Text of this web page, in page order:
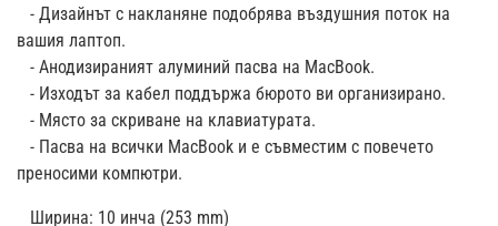
- Дизайнът с накланяне подобрява въздушния поток на
вашия лаптоп.
- Анодизираният алуминий пасва на MacBook.
- Изходът за кабел поддържа бюрото ви организирано.
- Място за скриване на клавиатурата.
- Пасва на всички MacBook и е съвместим с повечето
преносими компютри.
Ширина: 10 инча (253 mm)